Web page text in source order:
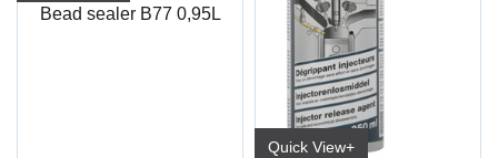
Bead sealer B77 0,95L
Quick View+